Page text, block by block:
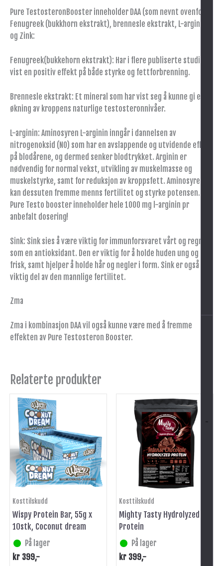
-
Pure TestosteronBooster inneholder DAA (som nevnt ovenfor),
Fenugreek (bukkhorn ekstrakt), brennesle ekstrakt, L-arginin
og Zink:
Fenugreek(bukkehorn ekstrakt): Har i flere publiserte studier
vist en positiv effekt på både styrke og fettforbrenning.
Brennesle ekstrakt: Et mineral som har vist seg å kunne gi en
økning av kroppens naturlige testosteronnivåer.
L-arginin: Aminosyren L-arginin inngår i dannelsen av
nitrogenoksid (NO) som har en avslappende og utvidende effekt
på blodårene, og dermed senker blodtrykket. Arginin er
nødvendig for normal vekst, utvikling av muskelmasse og
muskelstyrke, samt for reduksjon av kroppsfett. Aminosyren
kan dessuten fremme menns fertilitet og styrke potensen.
Pure Testo booster inneholder hele 1000 mg l-arginin pr
anbefalt dosering!
Sink: Sink sies å være viktig for immunforsvaret vårt og regnes
som en antioksidant. Den er viktig for å holde huden ung og
frisk, samt hjelper å holde hår og negler i form. Sink er også en
viktig del av den mannlige fertilitet.
Zma
Zma i kombinasjon DAA vil også kunne være med å fremme
effekten av Pure Testosteron Booster.
Relaterte produkter
Kosttilskudd
Wispy Protein Bar, 55g x
10stk, Coconut dream
På lager
kr 399,-
Kosttilskudd
Mighty Tasty Hydrolyzed
Protein
På lager
kr 399,-